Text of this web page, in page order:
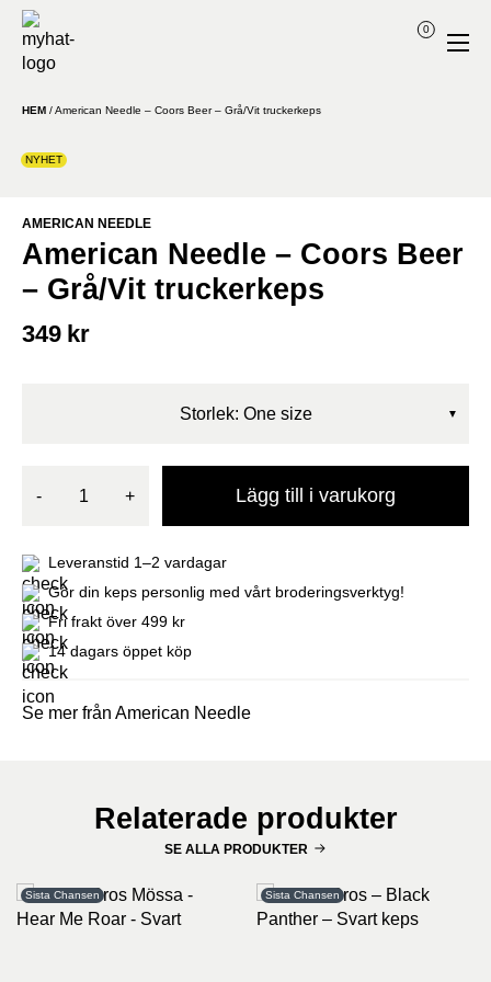
0
HEM /American Needle – Coors Beer – Grå/Vit truckerkeps
NYHET
AMERICAN NEEDLE
American Needle – Coors Beer
– Grå/Vit truckerkeps
349 kr
Storlek: One size
- + Lägg till i varukorg
Leveranstid 1–2 vardagar
Gör din keps personlig med vårt broderingsverktyg!
Fri frakt över 499 kr
14 dagars öppet köp
Se mer från American Needle
Relaterade produkter
SE ALLA PRODUKTER
Sista Chansen Sista Chansen